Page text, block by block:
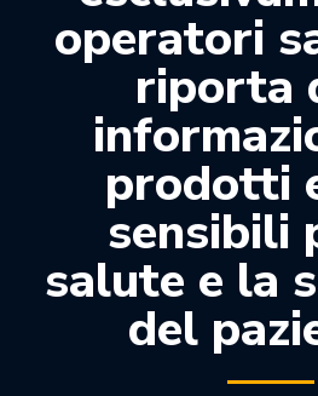
PUNTE
OFFERTEDENTALI.COM
operatori
riporta
prodotti
sensibili
salute e la
del